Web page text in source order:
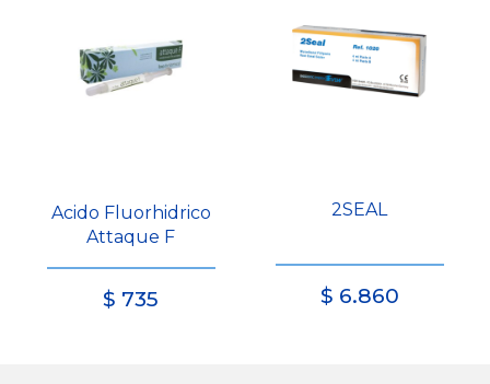
Acido Fluorhidrico
Attaque F
$ 735
2SEAL
$ 6.860